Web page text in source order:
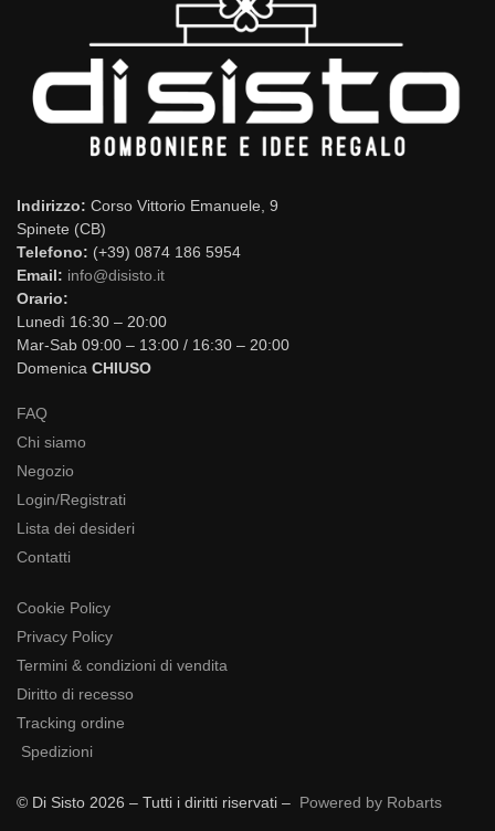
Indirizzo: Corso Vittorio Emanuele, 9
Spinete (CB)
Telefono: (+39) 0874 186 5954
Email: info@disisto.it
Orario:
Lunedì 16:30 – 20:00
Mar-Sab 09:00 – 13:00 / 16:30 – 20:00
Domenica CHIUSO
FAQ
Chi siamo
Negozio
Login/Registrati
Lista dei desideri
Contatti
Cookie Policy
Privacy Policy
Termini & condizioni di vendita
Diritto di recesso
Tracking ordine
Spedizioni
© Di Sisto 2026 – Tutti i diritti riservati – Powered by Robarts